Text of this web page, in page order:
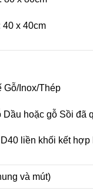
40 x 40cm
Gỗ/Inox/Thép
Dầu hoặc gỗ Sồi đã
liền khối kết hợp
và mút)